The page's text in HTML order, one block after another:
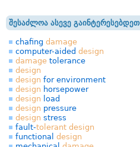
შესაძლოა ასევე გაინტერესებდეთ
chafing damage
computer-aided design
damage tolerance
design
design for environment
design horsepower
design load
design pressure
design stress
fault-tolerant design
functional design